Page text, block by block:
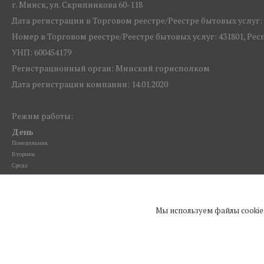
г. Минск, ул. Скрипникова 60-118
Дата регистрации в Торговом реестре/Реестре бытовых услуг:
Номер в Торговом реестре/Реестре бытовых услуг: 431801,
УНП: 600454179
Регистрационный орган: Минский горисполком
Дата регистрации компании: 14.01.2020
Режим работы:
День
Понедельник
Вторник
Среда
Четверг
Мы используем файлы